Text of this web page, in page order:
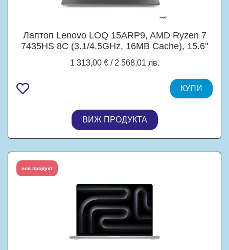
Лаптоп Lenovo LOQ 15ARP9, AMD Ryzen 7
7435HS 8C (3.1/4.5GHz, 16MB Cache), 15.6''
GF RTX4070 8GB GDDR6, 24GB DDR5, 1TB
1 313,00 € / 2 568,01 лв.
КУПИ
ВИЖ ПРОДУКТА
нов продукт